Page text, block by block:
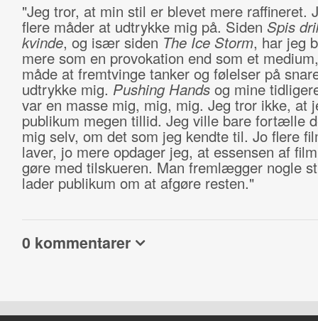
"Jeg tror, at min stil er blevet mere raffineret.
flere måder at udtrykke mig på. Siden Spis
kvinde, og især siden The Ice Storm, har jeg
mere som en provokation end som et
måde at fremtvinge tanker og følelser på
udtrykke mig. Pushing Handsog mine
var en masse mig, mig, mig. Jeg tror ikke, at
publikum megen tillid. Jeg ville bare fortælle
mig selv, om det som jeg kendte til. Jo flere
laver, jo mere opdager jeg, at essensen af
gøre med tilskueren. Man fremlægger nogle
lader publikum om at afgøre resten."
0 kommentarer